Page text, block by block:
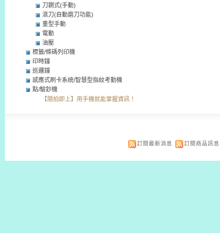
刀鍘式(手動)
滾刀(自動磨刀功能)
重型手動
電動
油壓
標籤/條碼列印機
印時鐘
巡邏鐘
感應式刷卡系統/智慧型指紋考勤機
點/驗鈔機
【隨拍即上】用手機就能掌握資訊！
訂閱最新消息 訂閱商品訊息